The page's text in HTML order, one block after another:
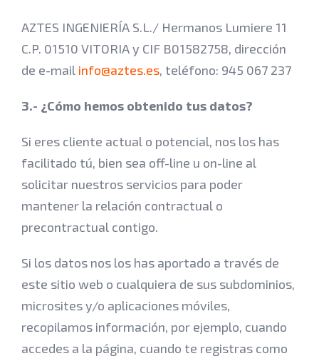
AZTES INGENIERÍA S.L./ Hermanos Lumiere 11
C.P. 01510 VITORIA y CIF B01582758, dirección
de e-mail info@aztes.es, teléfono: 945 067 237
3.- ¿Cómo hemos obtenido tus datos?
Si eres cliente actual o potencial, nos los has
facilitado tú, bien sea off-line u on-line al
solicitar nuestros servicios para poder
mantener la relación contractual o
precontractual contigo.
Si los datos nos los has aportado a través de
este sitio web o cualquiera de sus subdominios,
microsites y/o aplicaciones móviles,
recopilamos información, por ejemplo, cuando
accedes a la página, cuando te registras como